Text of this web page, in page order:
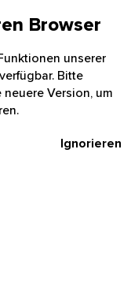
Browser
unserer
Bitte
Version, um
Ignorieren